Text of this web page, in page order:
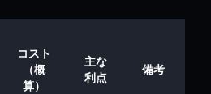
コスト
（概
算）
主な
利点
備考